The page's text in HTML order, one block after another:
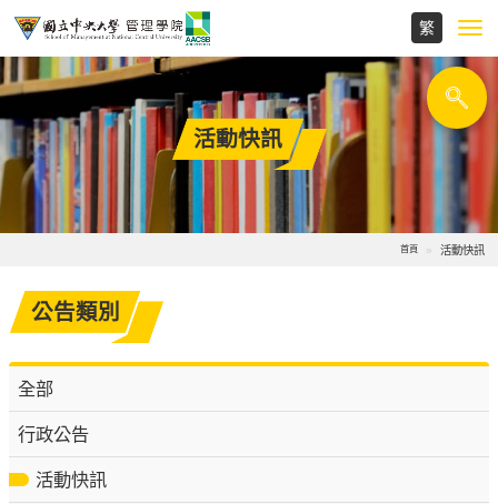
活動快訊
首頁 活動快訊
公告類別
全部
行政公告
活動快訊